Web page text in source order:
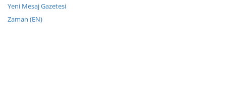
Yeni Mesaj Gazetesi
Zaman (EN)